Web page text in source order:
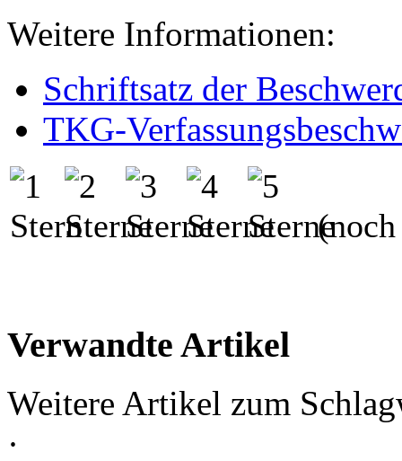
Weitere Informationen:
Schriftsatz der
TKG-
(noch
Verwandte Artikel
Weitere Artikel zum
·